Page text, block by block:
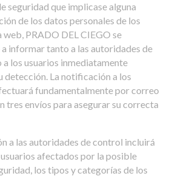
seguridad que implicase alguna
de los datos personales de los
web, PRADO DEL CIEGO se
informar tanto a las autoridades de
los usuarios inmediatamente
detección. La notificación a los
fundamentalmente por correo
tres envíos para asegurar su correcta
a las autoridades de control incluirá
afectados por la posible
los tipos y categorías de los